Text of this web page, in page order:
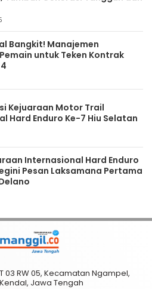
Bangkit! Manajemen
untuk Teken Kontrak
Kejuaraan Motor Trail
Hard Enduro Ke-7 Hiu Selatan
Internasional Hard Enduro
Pesan Laksamana Pertama
03 RW 05, Kecamatan Ngampel,
Jawa Tengah